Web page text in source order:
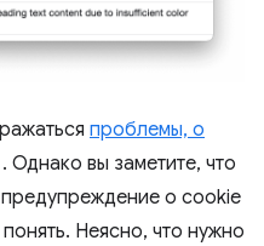
проблемы, о
. Однако вы заметите, что
о cookie
Неясно, что нужно